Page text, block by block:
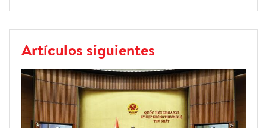
Artículos siguientes